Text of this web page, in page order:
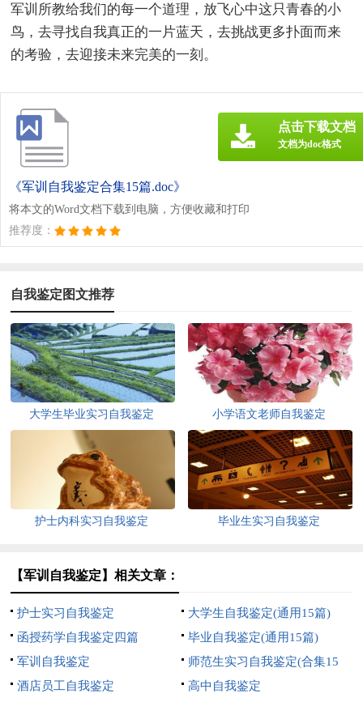
军训所教给我们的每一个道理，放飞心中这只青春的小
鸟，去寻找自我真正的一片蓝天，去挑战更多扑面而来
的考验，去迎接未来完美的一刻。
《军训自我鉴定合集15篇.doc》
将本文的Word文档下载到电脑，方便收藏和打印
推荐度：
点击下载文档
文档为doc格式
自我鉴定图文推荐
大学生毕业实习自我鉴定 小学语文老师自我鉴定
护士内科实习自我鉴定 毕业生实习自我鉴定
【军训自我鉴定】相关文章：
护士实习自我鉴定
大学生自我鉴定(通用15篇)
函授药学自我鉴定四篇
毕业自我鉴定(通用15篇)
军训自我鉴定
师范生实习自我鉴定(合集15
篇)
酒店员工自我鉴定 高中自我鉴定